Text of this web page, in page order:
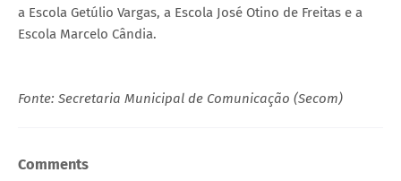
a Escola Getúlio Vargas, a Escola José Otino de Freitas e a
Escola Marcelo Cândia.
Fonte: Secretaria Municipal de Comunicação (Secom)
Comments